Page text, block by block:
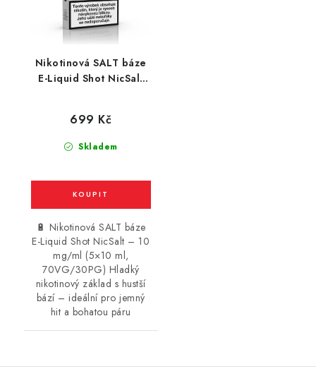
Nikotinová SALT báze
E-Liquid Shot NicSalt
Skladem
699 Kč
🔋 Nikotinová SALT báze
E-Liquid Shot NicSalt – 10
mg/ml (5×10 ml,
70VG/30PG) Hladký
nikotinový základ s hustší
bází – ideální pro jemný
hit a bohatou páru